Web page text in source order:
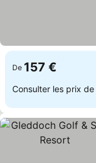
De 157 €
Consulter les prix de